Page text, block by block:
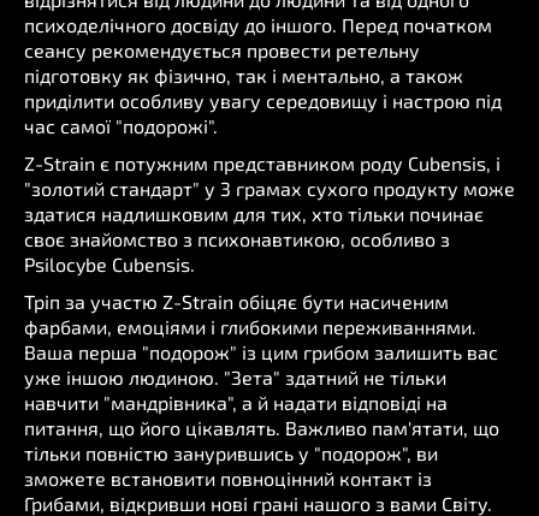
психоделічного досвіду до іншого. Перед початком
сеансу рекомендується провести ретельну
підготовку як фізично, так і ментально, а також
приділити особливу увагу середовищу і настрою під
час самої "подорожі".
Z-Strain є потужним представником роду Cubensis, і
"золотий стандарт" у 3 грамах сухого продукту може
здатися надлишковим для тих, хто тільки починає
своє знайомство з психонавтикою, особливо з
Psilocybe Cubensis.
Тріп за участю Z-Strain обіцяє бути насиченим
фарбами, емоціями і глибокими переживаннями.
Ваша перша "подорож" із цим грибом залишить вас
уже іншою людиною. "Зета" здатний не тільки
навчити "мандрівника", а й надати відповіді на
питання, що його цікавлять. Важливо пам'ятати, що
тільки повністю занурившись у "подорож", ви
зможете встановити повноцінний контакт із
Грибами, відкривши нові грані нашого з вами Світу.